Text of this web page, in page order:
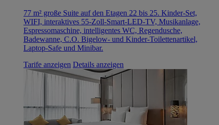
77 m² große Suite auf den Etagen 22 bis 25. Kinder-Set,
WIFI, interaktives 55-Zoll-Smart-LED-TV, Musikanlage,
Espressomaschine, intelligentes WC, Regendusche,
Badewanne, C.O. Bigelow- und Kinder-Toilettenartikel,
Laptop-Safe und Minibar.
Tarife anzeigen Details anzeigen